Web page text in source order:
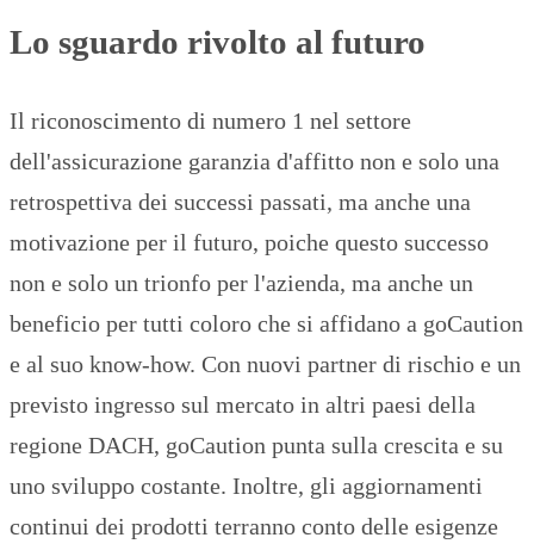
Lo sguardo rivolto al futuro
Il riconoscimento di numero 1 nel settore
dell'assicurazione garanzia d'affitto non e solo una
retrospettiva dei successi passati, ma anche una
motivazione per il futuro, poiche questo successo
non e solo un trionfo per l'azienda, ma anche un
beneficio per tutti coloro che si affidano a goCaution
e al suo know-how. Con nuovi partner di rischio e un
previsto ingresso sul mercato in altri paesi della
regione DACH, goCaution punta sulla crescita e su
uno sviluppo costante. Inoltre, gli aggiornamenti
continui dei prodotti terranno conto delle esigenze